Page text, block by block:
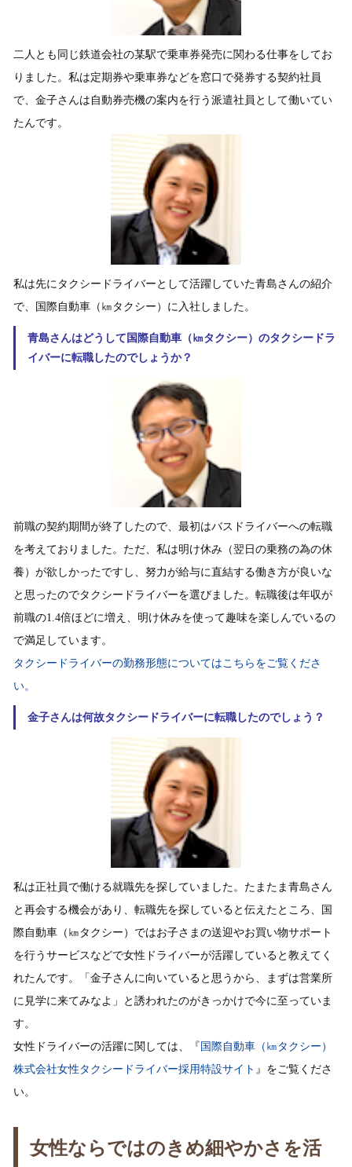
二人とも同じ鉄道会社の某駅で乗車券発売に関わる仕事をしてお
りました。私は定期券や乗車券などを窓口で発券する契約社員
で、金子さんは自動券売機の案内を行う派遣社員として働いてい
たんです。
私は先にタクシードライバーとして活躍していた青島さんの紹介
で、国際自動車（㎞タクシー）に入社しました。
青島さんはどうして国際自動車（㎞タクシー）のタクシードラ
イバーに転職したのでしょうか？
前職の契約期間が終了したので、最初はバスドライバーへの転職
を考えておりました。ただ、私は明け休み（翌日の乗務の為の休
養）が欲しかったですし、努力が給与に直結する働き方が良いな
と思ったのでタクシードライバーを選びました。転職後は年収が
前職の1.4倍ほどに増え、明け休みを使って趣味を楽しんでいるの
で満足しています。
タクシードライバーの勤務形態についてはこちらをご覧くださ
い。
金子さんは何故タクシードライバーに転職したのでしょう？
私は正社員で働ける就職先を探していました。たまたま青島さん
と再会する機会があり、転職先を探していると伝えたところ、国
際自動車（㎞タクシー）ではお子さまの送迎やお買い物サポート
を行うサービスなどで女性ドライバーが活躍していると教えてく
れたんです。「金子さんに向いていると思うから、まずは営業所
に見学に来てみなよ」と誘われたのがきっかけで今に至っていま
す。
女性ドライバーの活躍に関しては、『 国際自動車（㎞タクシー）
株式会社女性タクシードライバー採用特設サイト 』をご覧くださ
い。
女性ならではのきめ細やかさを活